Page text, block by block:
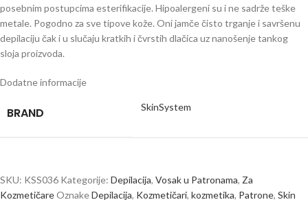
posebnim postupcima esterifikacije. Hipoalergeni su i ne sadrže teške
metale. Pogodno za sve tipove kože. Oni jamče čisto trganje i savršenu
depilaciju čak i u slučaju kratkih i čvrstih dlačica uz nanošenje tankog
sloja proizvoda.
Dodatne informacije
BRAND SkinSystem
SKU: KSS036 Kategorije: Depilacija, Vosak u Patronama, Za
KozmetičareOznakeDepilacija, Kozmetičari, kozmetika, Patrone, Skin